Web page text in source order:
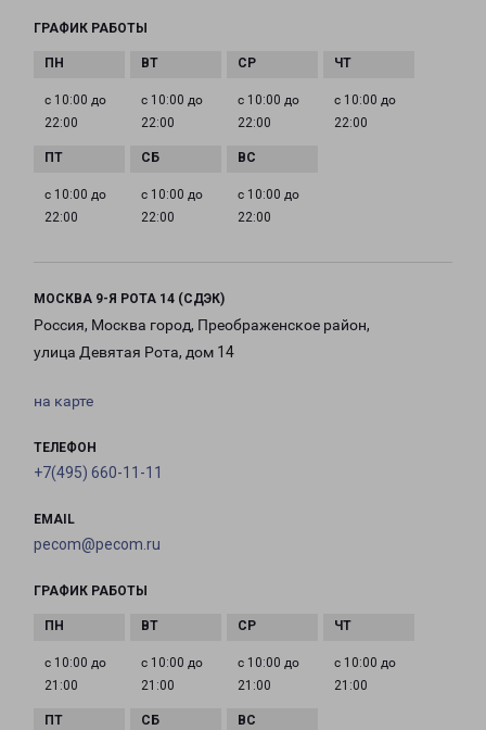
ГРАФИК РАБОТЫ
с 10:00 до
22:00
с 10:00 до
22:00
с 10:00 до
22:00
с 10:00 до
22:00
с 10:00 до
22:00
с 10:00 до
22:00
с 10:00 до
22:00
МОСКВА 9-Я РОТА 14 (СДЭК)
Россия, Москва город, Преображенское район,
улица Девятая Рота, дом 14
на карте
ТЕЛЕФОН
+7(495) 660-11-11
EMAIL
pecom@pecom.ru
ГРАФИК РАБОТЫ
с 10:00 до
21:00
с 10:00 до
21:00
с 10:00 до
21:00
с 10:00 до
21:00